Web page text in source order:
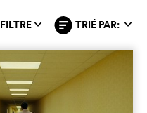
FILTRE q TRIÉ PAR: q